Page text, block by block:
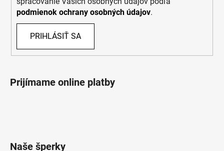
podmienok ochrany osobných údajov.
PRIHLÁSIŤ SA
Prijímame online platby
Naše šperky